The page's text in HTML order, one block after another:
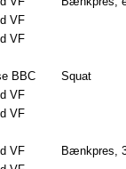
VF
VF
BBC
Squat
VF
VF
VF
Bænkpres,